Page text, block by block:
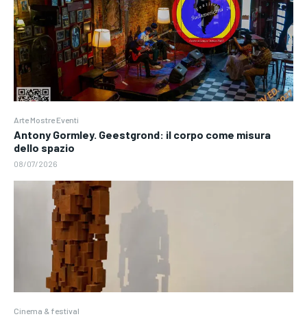
Arte Mostre Eventi
Antony Gormley. Geestgrond: il corpo come misura
dello spazio
08/07/2026
Cinema & festival